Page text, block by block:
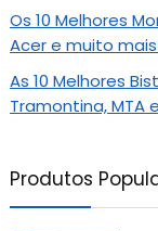
Os 10 Melhores
Acer e muito
As 10 Melhores
Tramontina, MTA
Produtos